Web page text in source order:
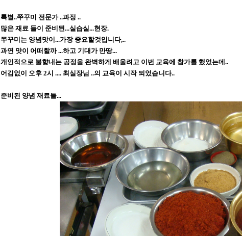
특별..쭈꾸미 전문가 ..과정 ..
많은 재료 들이 준비된...실습실...현장.
쭈꾸미는 양념맛이...가장 중요할것입니다,..
과연 맛이 어떠할까 ...하고 기대가 만땅...
개인적으로 불향내는 공정을 완벽하게 배울려고 이번 교육에 참가를 했었는데..
어김없이 오후 2시 .... 최실장님 ..의 교육이 시작 되었습니다..
준비된 양념 재료들...